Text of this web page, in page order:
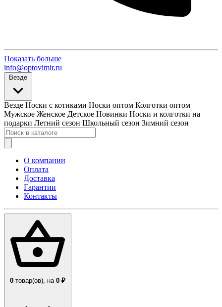
Показать больше
info@optovimir.ru
Везде
Везде Носки с котиками Носки оптом Колготки оптом
Мужское Женское Детское Новинки Носки и колготки на
подарки Летний сезон Школьный сезон Зимний сезон
О компании
Оплата
Доставка
Гарантии
Контакты
0 товар(ов), на 0 ₽